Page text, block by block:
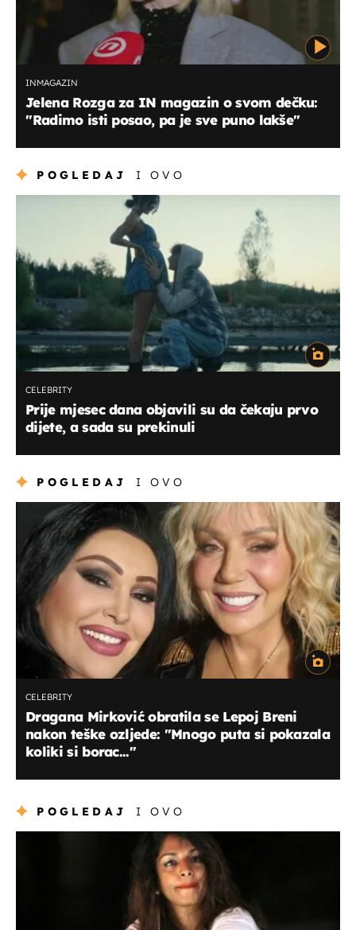
INMAGAZIN
Jelena Rozga za IN magazin o svom dečku:
''Radimo isti posao, pa je sve puno lakše''
POGLEDAJ I OVO
CELEBRITY
Prije mjesec dana objavili su da čekaju prvo
dijete, a sada su prekinuli
POGLEDAJ I OVO
CELEBRITY
Dragana Mirković obratila se Lepoj Breni
nakon teške ozljede: "Mnogo puta si pokazala
koliki si borac..."
POGLEDAJ I OVO